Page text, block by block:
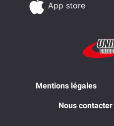
App store
Mentions légales
Nous contacter